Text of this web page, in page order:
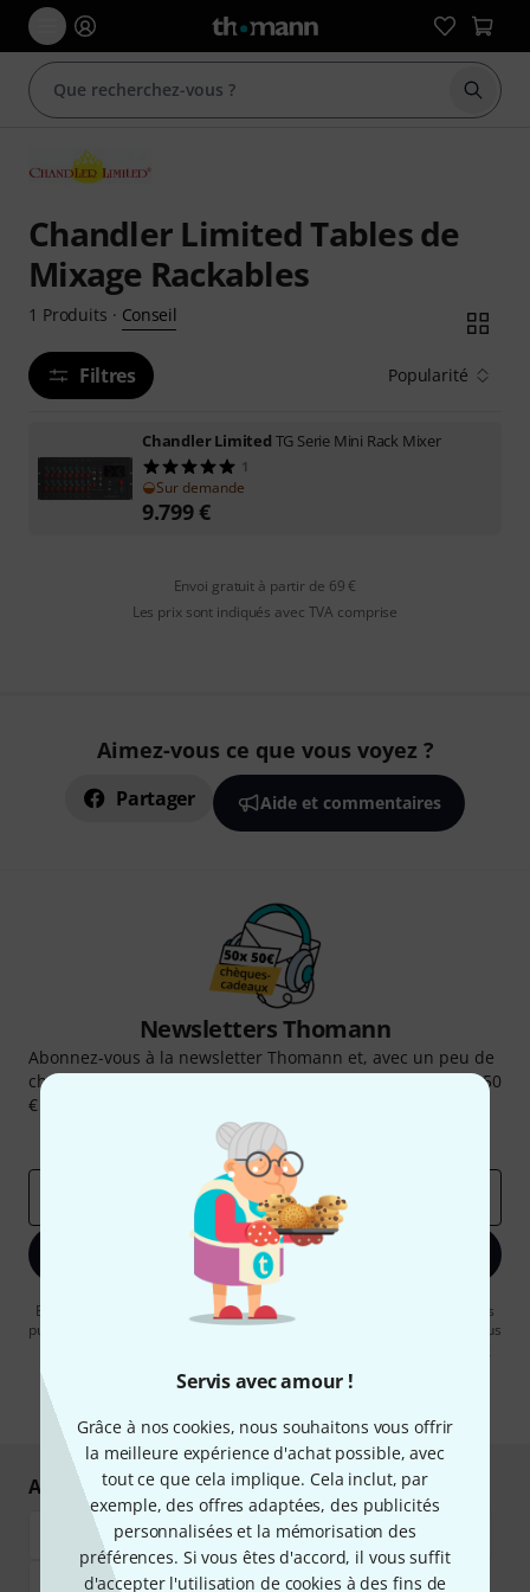
Servis avec amour !
Grâce à nos cookies, nous souhaitons vous offrir
la meilleure expérience d'achat possible, avec
tout ce que cela implique. Cela inclut, par
exemple, des offres adaptées, des publicités
personnalisées et la mémorisation des
préférences. Si vous êtes d'accord, il vous suffit
d'accepter l'utilisation de cookies à des fins de
Chandler Limited Tables de
Mixage Rackables
1 Produits · Conseil
Filtres Popularité
Chandler Limited TG Serie Mini Rack Mixer
1
Sur demande
9.799€
Envoi gratuit à partir de 69 €
Les prix sont indiqués avec TVA comprise
Aimez-vous ce que vous voyez ?
Partager Aide et commentaires
Newsletters Thomann
Abonnez-vous à la newsletter Thomann et, avec un peu de
chance, gagnez l'un des 50 bons d'achat d'une valeur de 50
€ chacun!
Articles inspirants
Deals
S'inscrire maintenant
En cliquant sur "S'inscrire maintenant", vous acceptez de recevoir des
publicités par e-mail. La désinscription est possible à tout moment. Vous
Achetez et payez en toute sécurité